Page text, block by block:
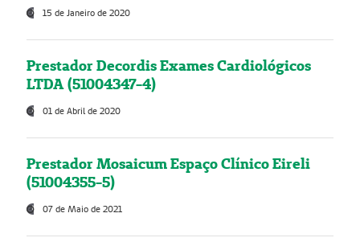
15 de Janeiro de 2020
Prestador Decordis Exames Cardiológicos
LTDA (51004347-4)
01 de Abril de 2020
Prestador Mosaicum Espaço Clínico Eireli
(51004355-5)
07 de Maio de 2021